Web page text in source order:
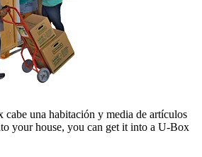
una habitación y media de artículos
your house, you can get it into a U-Box